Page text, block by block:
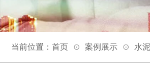
当前位置： 首页 案例展示 水